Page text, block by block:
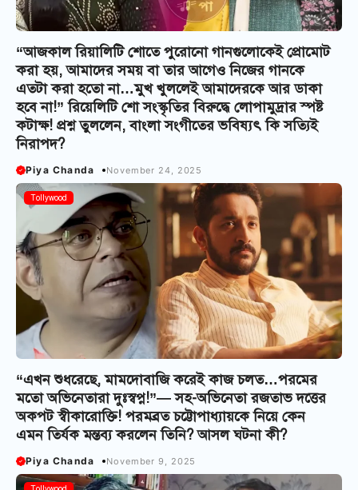
“আজকাল রিয়ালিটি শোতে পুরোনো গানগুলোকেই প্রোমোট
করা হয়, আমাদের সময় বা তার আগেও নিজের গানকে
এতটা করা হতো না…মুখ খুললেই আমাদেরকে আর ডাকা
হবে না!” রিয়েলিটি শো সংস্কৃতির বিরুদ্ধে লোপামুদ্রার স্পষ্ট
কটাক্ষ! প্রশ্ন তুললেন, বাংলা সংগীতের ভবিষ্যৎ কি সত্যিই
নিরাপদ?
Piya Chanda November 24, 2025
Tollywood
“এখন শুধরেছে, মামদোবাজি করেই কাজ চলত…পরমের
মতো অভিনেতারা দুঃস্বপ্ন!”— সহ-অভিনেতা রজতাভ দত্তের
অকপট স্বীকারোক্তি! পরমব্রত চট্টোপাধ্যায়কে নিয়ে কেন
এমন তির্যক মন্তব্য করলেন তিনি? আসল ঘটনা কী?
Piya Chanda November 9, 2025